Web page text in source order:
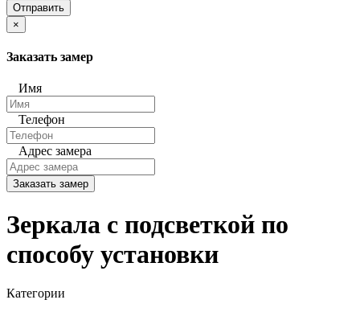
Отправить
×
Заказать замер
Имя
Телефон
Адрес замера
Заказать замер
Зеркала с подсветкой по
способу установки
Категории